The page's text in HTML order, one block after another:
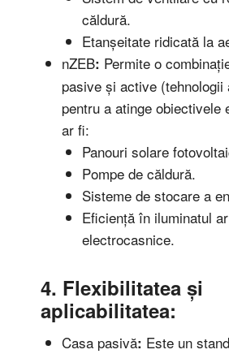
căldură.
Etanșeitate ridicată la
nZEB: Permite o
pasive și active (tehnologii
pentru a atinge obiectivele
ar fi:
Panouri solare
Pompe de căldură.
Sisteme de stocare a
Eficiență în iluminatul
electrocasnice.
4. Flexibilitatea și
aplicabilitatea:
Casa pasivă: Este un